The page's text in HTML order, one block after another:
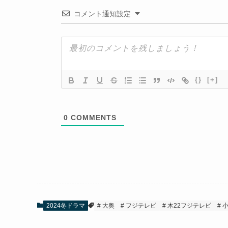
コメント通知設定
{} [+]
0 COMMENTS
2024冬ドラマ 大奥 フジテレビ 木22フジテレビ